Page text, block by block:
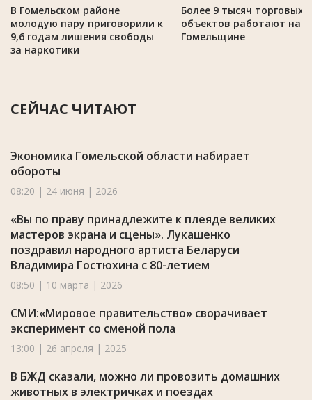
В Гомельском районе
молодую пару приговорили к
9,6 годам лишения свободы
за наркотики
Более 9 тысяч торговых
объектов работают на
Гомельщине
СЕЙЧАС ЧИТАЮТ
Экономика Гомельской области набирает
обороты
08:20 | 24 июня | 2026
«Вы по праву принадлежите к плеяде великих
мастеров экрана и сцены». Лукашенко
поздравил народного артиста Беларуси
Владимира Гостюхина с 80-летием
08:50 | 10 марта | 2026
СМИ:«Мировое правительство» сворачивает
эксперимент со сменой пола
13:00 | 26 апреля | 2025
В БЖД сказали, можно ли провозить домашних
животных в электричках и поездах